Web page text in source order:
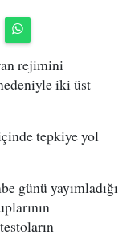
rejimini
iki üst
tepkiye yol
günü yayımladığı